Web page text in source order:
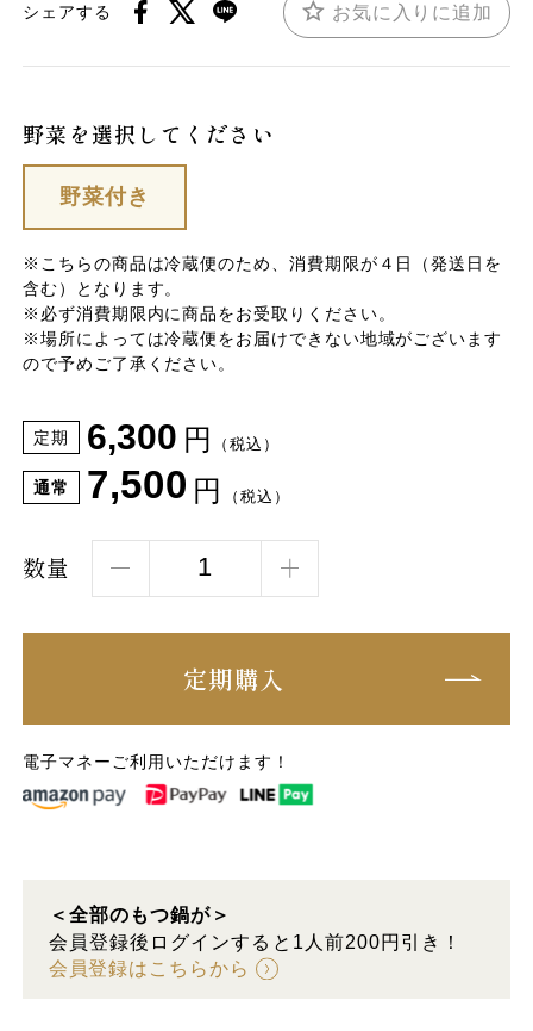
シェアする お気に入りに追加
野菜を選択してください
野菜付き
※こちらの商品は冷蔵便のため、消費期限が４日（発送日を
含む）となります。
※必ず消費期限内に商品をお受取りください。
※場所によっては冷蔵便をお届けできない地域がございます
ので予めご了承ください。
定期 6,300 円 （税込）
通常 7,500 円 （税込）
数量
定期購入
電子マネーご利用いただけます！
＜全部のもつ鍋が＞
会員登録後ログインすると1人前200円引き！
会員登録はこちらから